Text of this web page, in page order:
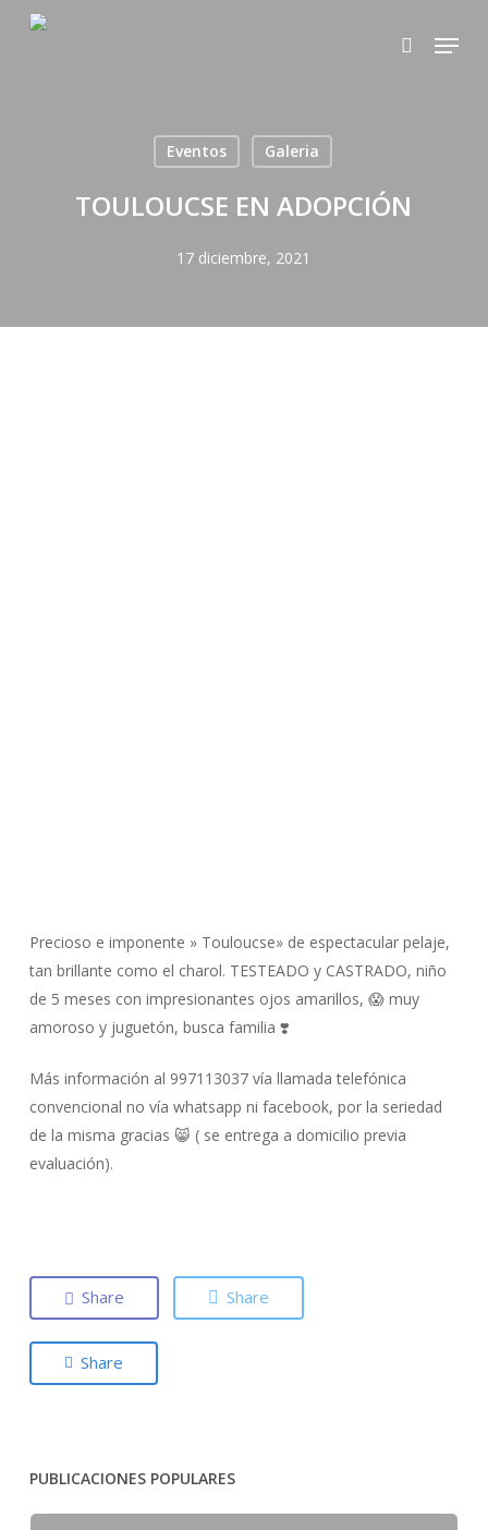
search
Menu
Eventos Galeria
TOULOUCSE EN ADOPCIÓN
17 diciembre, 2021
Precioso e imponente » Touloucse» de espectacular pelaje,
tan brillante como el charol. TESTEADO y CASTRADO, niño
de 5 meses con impresionantes ojos amarillos, 😱 muy
amoroso y juguetón, busca familia ❣️
Más información al 997113037 vía llamada telefónica
convencional no vía whatsapp ni facebook, por la seriedad
de la misma gracias 😸 ( se entrega a domicilio previa
evaluación).
Share Share
Share
PUBLICACIONES POPULARES